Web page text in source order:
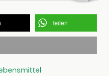
teilen